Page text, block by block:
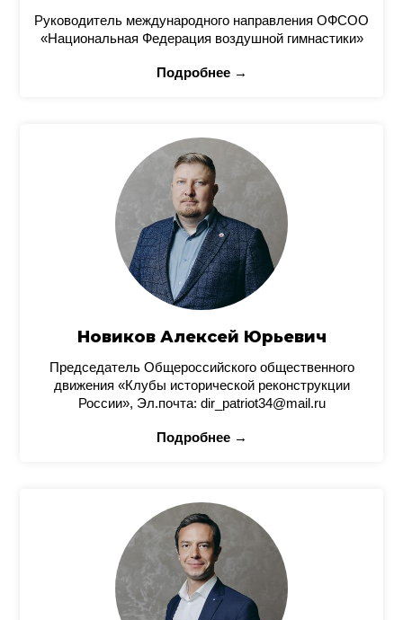
Руководитель международного направления ОФСОО
«Национальная Федерация воздушной гимнастики»
Подробнее →
Новиков Алексей Юрьевич
Председатель Общероссийского общественного
движения «Клубы исторической реконструкции
России», Эл.почта: dir_patriot34@mail.ru
Подробнее →